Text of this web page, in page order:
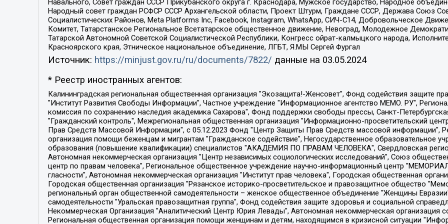
Навального, Совет граждан СССР Прикубанского округа г. Краснодара, Мужское государство, Народное
Народный совет граждан РСФСР СССР Архангельской области, Проект Штурм, Граждане СССР, Держава Союз
Социалистических Районов, Meta Platforms Inc, Facebook, Instagram, WhatsApp, СИЧ-С14, Добровольческое
Комитет, Татарстанское Региональное Всетатарское общественное движение, Невоград, Молодежное
Татарской Автономной Советской Социалистической Республики, Конгресс ойрат-калмыцкого народа,
Красноярского края, Этническое национальное объединение, ЛГБТ, Я.МЫ Сергей Фургал
Источник: https://minjust.gov.ru/ru/documents/7822/ данные на 03.05.2024
* Реестр иностранных агентов:
Калининградская региональная общественная организация "Экозащита!-Женсовет", Фонд содействия защите прав и свобод граждан "Общественный вердикт", Фонд "Институт Развития Свободы Информации", Частное учреждение "Информационное агентство МЕМО. РУ", Региональная общественная организация "Общественная комиссия по сохранению наследия академика Сахарова", Фонд поддержки свободы прессы, Санкт-Петербургская общественная правозащитная организация "Гражданский контроль", Межрегиональная общественная организация "Информационно-просветительский центр "Мемориал", Региональный Фонд "Центр Защиты Прав Средств Массовой Информации", с 05.12.2023 Фонд "Центр Защиты Прав Средств массовой информации", Региональная общественная благотворительная организация помощи беженцам и мигрантам "Гражданское содействие", Негосударственное образовательное учреждение дополнительного профессионального образования (повышение квалификации) специалистов "АКАДЕМИЯ ПО ПРАВАМ ЧЕЛОВЕКА", Свердловская региональная общественная организация "Сутяжник", Автономная некоммерческая организация "Центр независимых социологических исследований", Союз общественных объединений "Российский исследовательский центр по правам человека", Региональное общественное учреждение научно-информационный центр "МЕМОРИАЛ", Некоммерческая организация "Фонд защиты гласности", Автономная некоммерческая организация "Институт прав человека", Городская общественная организация "Екатеринбургское общество "МЕМОРИАЛ", Городская общественная организация "Рязанское историко-просветительское и правозащитное общество "Мемориал" (Рязанский Мемориал), Челябинский региональный орган общественной самодеятельности – женское общественное объединение "Женщины Евразии", Челябинский региональный орган общественной самодеятельности "Уральская правозащитная группа", Фонд содействия защите здоровья и социальной справедливости имени Андрея Рылькова, Автономная Некоммерческая Организация "Аналитический Центр Юрия Левады", Автономная некоммерческая организация социальной поддержки населения "Проект Апрель", Региональная общественная организация помощи женщинам и детям, находящимся в кризисной ситуации "Информационно-методический центр "Анна", Фонд содействия развитию массовых коммуникаций и правовому просвещению "Так-так-Так", Фонд содействия устойчивому развитию "Серебряная тайга", Свердловский региональный общественный фонд социальных проектов "Новое время", "Idel.Реалии", Кавказ.Реалии, Крым.Реалии, Телеканал Настоящее Время, Татаро-башкирская служба Радио Свобода (Azatliq Radiosi), Радио Свободная Европа/Радио Свобода (PCE/PC), "Сибирь.Реалии", "Фактограф", Благотворительный фонд помощи осужденным и их семьям, Автономная некоммерческая организация "Институт глобализации и социальных движений", Фонд "В защиту прав заключенных", Частное учреждение "Центр поддержки и содействия развитию средств массовой информации", Пензенский региональный общественный благотворительный фонд "Гражданский союз", "Север.Реалии", Некоммерческая организация Фонд "Правовая инициатива", Общество с ограниченной ответственностью "Радио Свободная Европа/Радио Свобода", Чешское информационное агентство "MEDIUM-ORIENT", Красноярская региональная общественная организация "Мы против СПИДа", Камалягин Денис Николаевич, Маркелов Сергей Евгеньевич, Пономарев Лев Александрович, Савицкая Людмила Алексеевна, Автономная некоммерческая организация "Центр по работе с проблемой насилия "НАСИЛИЮ.НЕТ", Межрегиональный профессиональный союз работников здравоохранения "Альянс врачей", Юридическое лицо, зарегистрированное в Латвийской Республике, SIA "Medusa Project" (регистрационный номер 40103797863, дата регистрации 10.06.2014), Некоммерческая организация "Фонд по борьбе с коррупцией", Автономная некоммерческая организация "Институт права и публичной политики", Баданин Роман Сергеевич, Гликин Максим Александрович, Железнова Мария Михайловна, Лукьянова Юлия Сергеевна, Маетная Елизавета Витальевна, Маняхин Петр Борисович, Чуракова Ольга Владимировна, Ярош Юлия Петровна, Юридическое лицо "The Insider SIA", зарегистрированное в Риге, Латвийская Республика (дата регистрации 26.06.2015), являющееся администратором доменного имени интернет-издания "The Insider SIA", https://theins.ru, Постернак Алексей Евгеньевич, Рубин Михаил Аркадьевич, Анин Роман Александрович, Юридическое лицо Istories fonds, зарегистрированное в Латвийской Республике (регистрационный номер 50008295751, дата регистрации 24.02.2020), Великовский Дмитрий Александрович, Долинина Ирина Николаевна, Мароховская Алеся Алексеевна, Шлейнов Роман Юрьевич, Шмагун Олеся Валентиновна, Общество с ограниченной ответственностью "Альтаир 2021", Общество с ограниченной ответственностью "Вега 2021", Общество с ограниченной ответственностью "Главный редактор 2021", Общество с ограниченной ответственностью "Ромашки монолит", Важенков Артем Валерьевич, Ивановская областная общественная организация "Центр гендерных исследований", Гурман Юрий Альбертович, Медиапроект "ОВД-Инфо", Егоров Владимир Владимирович, Жилинский Владимир Александрович, Общество с ограниченной ответственностью "ЗП", Иванова София Юрьевна, Карезина Инна Павловна, Кильтау Екатерина Викторовна, Петров Алексей Викторович, Пискунов Сергей Евгеньевич, Смирнов Сергей Сергеевич, Тихонов Михаил Сергеевич, Общество с ограниченной ответственностью "ЖУРНАЛИСТ-ИНОСТРАННЫЙ АГЕНТ", Арапова Галина Юрьевна, Вольтская Татьяна Анатольевна, Американская компания "Mason G.E.S. Anonymous Foundation" (США), являющаяся владельцем интернет-издания https://mnews.world/, Компания "Stichting Bellingcat", зарегистрированная в Нидерландах (дата регистрации 11.07.2018), Захаров Андрей Вячеславович, Клепиковская Екатерина Дмитриевна, Общество с ограниченной ответственностью "МЕМО", Перл Роман Александрович, Симонов Евгений Алексеевич, Соловьева Елена Анатольевна, Сотников Даниил Владимирович, Сурначева Елизавета Дмитриевна, Автономная некоммерческая организация по защите прав человека и информированию населения "Якутия – Наше Мнение", Общество с ограниченной ответственностью "Москоу диджитал медиа", с 26.01.2023 Общество с ограниченной ответственностью "Чайка Белые сады", Ветошкина Валерия Валерьевна, Заговора Максим Александрович, Межрегиональное общественное движение "Российская ЛГБТ - сеть", Оленичев Максим Владимирович, Павлов Иван Юрьевич, Скворцова Елена Сергеевна, Общество с ограниченной ответственностью "Как бы инагент", Кочетков Игорь Викторович, Общество с ограниченной ответственностью "Честные выборы", Еланчик Олег Александрович, Общество с ограниченной ответственностью "Нобелевский призыв", Гималова Регина Эмилевна, Григорьев Андрей Валерьевич, Григорьева Алина Александровна, Ассоциация по содействию защите прав призывников, альтернативнослужащих и военнослужащих "Правозащитная группа